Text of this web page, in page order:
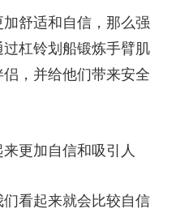
舒适和自信，那么强
杠铃划船锻炼手臂肌
，并给他们带来安全
更加自信和吸引人
看起来就会比较自信